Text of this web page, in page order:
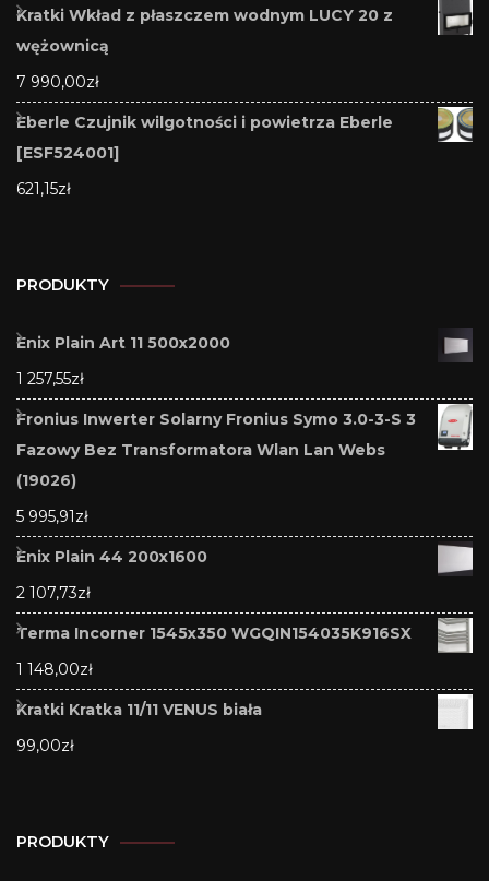
Kratki Wkład z płaszczem wodnym LUCY 20 z
wężownicą
7 990,00zł
Eberle Czujnik wilgotności i powietrza Eberle
[ESF524001]
621,15zł
PRODUKTY
Enix Plain Art 11 500x2000
1 257,55zł
Fronius Inwerter Solarny Fronius Symo 3.0-3-S 3
Fazowy Bez Transformatora Wlan Lan Webs
(19026)
5 995,91zł
Enix Plain 44 200x1600
2 107,73zł
Terma Incorner 1545x350 WGQIN154035K916SX
1 148,00zł
Kratki Kratka 11/11 VENUS biała
99,00zł
PRODUKTY